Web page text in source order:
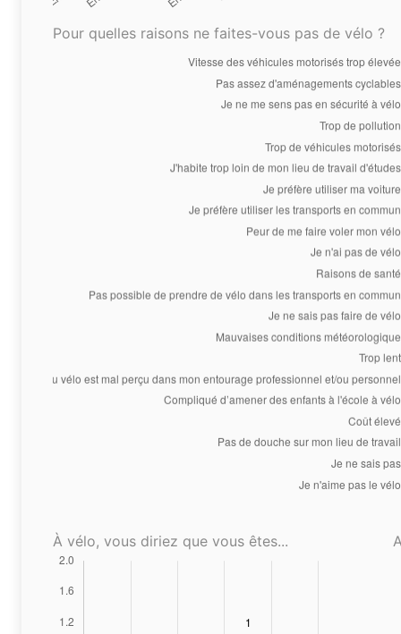
Pour quelles raisons ne faites-vous pas de vélo ?
À vélo, vous diriez que vous êtes...